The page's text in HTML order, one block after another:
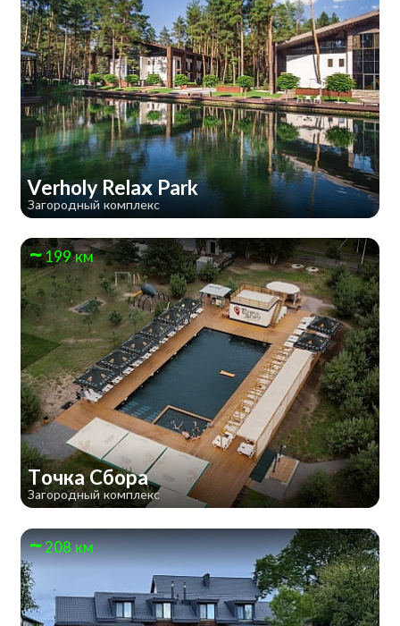
Verholy Relax Park
Загородный комплекс
199 км
Точка Сбора
Загородный комплекс
208 км